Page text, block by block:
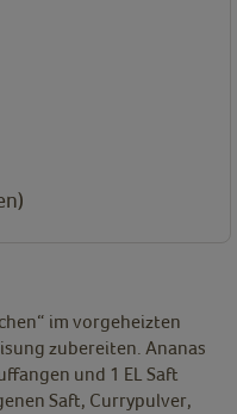
im vorgeheizten
zubereiten. Ananas
und 1 EL Saft
Saft, Currypulver,